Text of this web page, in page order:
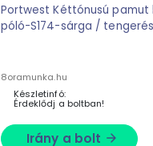
Portwest Kéttónusú
póló-S174-sárga /
lélegzőképességgel, extra ...
8oramunka.hu
Készletinfó:
Érdeklődj a boltban!
Irány a bolt arrow_forward